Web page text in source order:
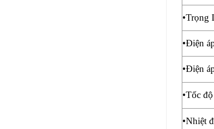
•Trọng
•Điện
•Điện
•Tốc
•Nhiệt